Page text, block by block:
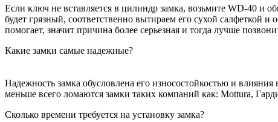
Если ключ не вставляется в цилиндр замка, возьмите WD-40 и
будет грязный, соответственно вытираем его сухой
помогает, значит причина более серьезная и тогда лучше
Какие замки самые надежные?
Надежность замка обусловлена его износостойкостью и
меньше всего ломаются замки таких компаний как: Mottura,
Сколько времени требуется на установку замка?